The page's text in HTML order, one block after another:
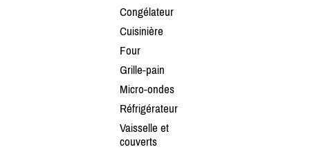
Congélateur
Cuisinière
Four
Grille-pain
Micro-ondes
Réfrigérateur
Vaisselle et
couverts